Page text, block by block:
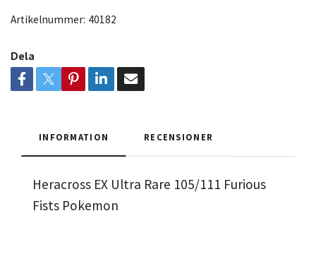
Artikelnummer: 40182
Dela
INFORMATION RECENSIONER
Heracross EX Ultra Rare 105/111 Furious
Fists Pokemon